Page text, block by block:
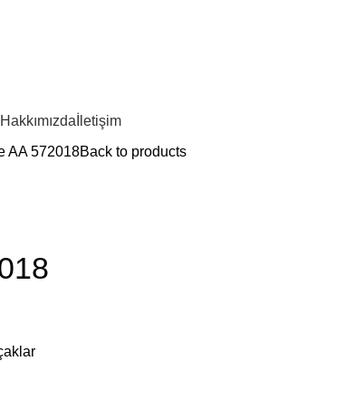
Hakkımızda İletişim
AA 572018Back to products